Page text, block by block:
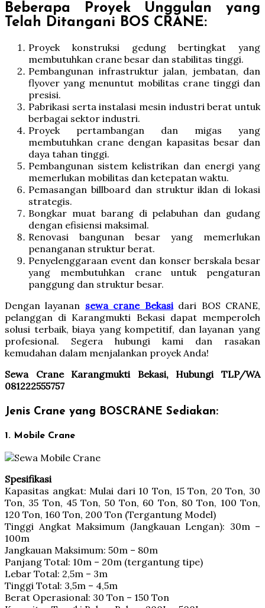
Beberapa Proyek Unggulan yang
Telah Ditangani BOS CRANE:
Proyek konstruksi gedung bertingkat yang
membutuhkan crane besar dan stabilitas tinggi.
Pembangunan infrastruktur jalan, jembatan, dan
flyover yang menuntut mobilitas crane tinggi dan
presisi.
Pabrikasi serta instalasi mesin industri berat untuk
berbagai sektor industri.
Proyek pertambangan dan migas yang
membutuhkan crane dengan kapasitas besar dan
daya tahan tinggi.
Pembangunan sistem kelistrikan dan energi yang
memerlukan mobilitas dan ketepatan waktu.
Pemasangan billboard dan struktur iklan di lokasi
strategis.
Bongkar muat barang di pelabuhan dan gudang
dengan efisiensi maksimal.
Renovasi bangunan besar yang memerlukan
penanganan struktur berat.
Penyelenggaraan event dan konser berskala besar
yang membutuhkan crane untuk pengaturan
panggung dan struktur besar.
Dengan layanan sewa crane Bekasi dari BOS CRANE,
pelanggan di Karangmukti Bekasi dapat memperoleh
solusi terbaik, biaya yang kompetitif, dan layanan yang
profesional. Segera hubungi kami dan rasakan
kemudahan dalam menjalankan proyek Anda!
Sewa Crane Karangmukti Bekasi, Hubungi TLP/WA
081222555757
Jenis Crane yang BOSCRANE Sediakan:
1. Mobile Crane
Spesifikasi
Kapasitas angkat: Mulai dari 10 Ton, 15 Ton, 20 Ton, 30
Ton, 35 Ton, 45 Ton, 50 Ton, 60 Ton, 80 Ton, 100 Ton,
120 Ton, 160 Ton, 200 Ton (Tergantung Model)
Tinggi Angkat Maksimum (Jangkauan Lengan): 30m –
100m
Jangkauan Maksimum: 50m – 80m
Panjang Total: 10m – 20m (tergantung tipe)
Lebar Total: 2,5m – 3m
Tinggi Total: 3,5m – 4,5m
Berat Operasional: 30 Ton – 150 Ton